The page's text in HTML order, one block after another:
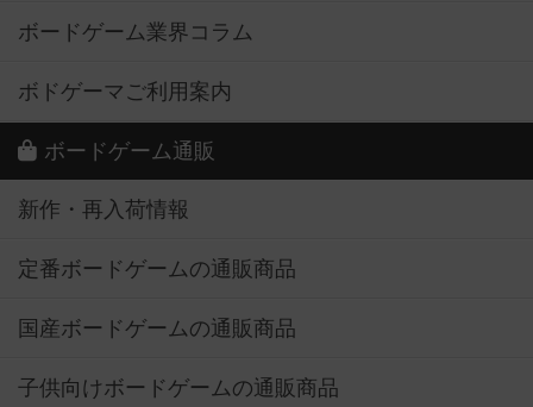
ボードゲーム業界コラム
ボドゲーマご利用案内
ボードゲーム通販
新作・再入荷情報
定番ボードゲームの通販商品
国産ボードゲームの通販商品
子供向けボードゲームの通販商品